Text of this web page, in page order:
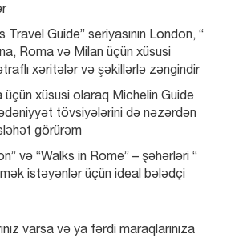
Travel Guide” seriyasının London,
Roma və Milan üçün xüsusi
ətraflı xəritələr və şəkillərlə zəngindir.
üçün xüsusi olaraq Michelin Guide
tövsiyələrini də nəzərdən
görürəm.
və “Walks in Rome” – şəhərləri
istəyənlər üçün ideal bələdçi
varsa və ya fərdi maraqlarınıza